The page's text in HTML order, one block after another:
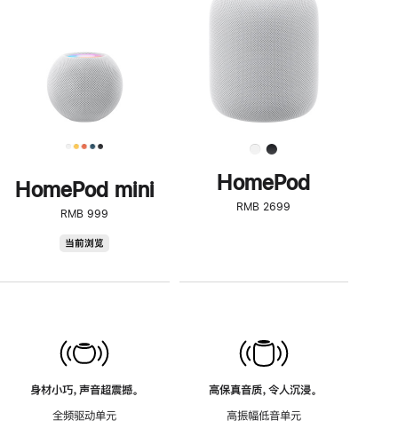
HomePod mini
RMB 999
当前浏览
身材小巧，声音超震撼。
全频驱动单元
了
解
HomePod<
HomePod
RMB 2699
高保真音质，令人沉浸。
高振幅低音单元